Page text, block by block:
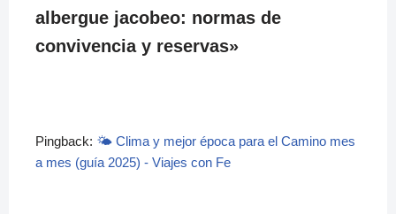
albergue jacobeo: normas de
convivencia y reservas»
Pingback: 🌤️ Clima y mejor época para el Camino mes
a mes (guía 2025) - Viajes con Fe